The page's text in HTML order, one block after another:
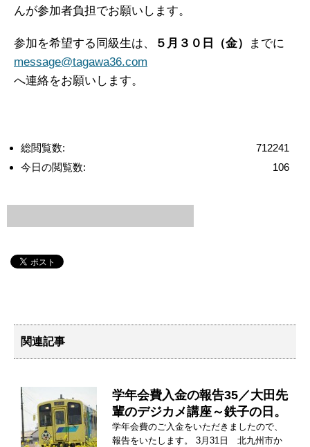
んが参加者負担でお願いします。
参加を希望する同級生は、 ５月３０日（金）
までに
message@tagawa36.com
へ連絡をお願いします。
712241
総閲覧数:
106
今日の閲覧数:
関連記事
学年会費入金の報告35／大田先
輩のデジカメ講座～鉄子の日。
学年会費のご入金をいただきましたので、
報告をいたします。 3月31日 北九州市か